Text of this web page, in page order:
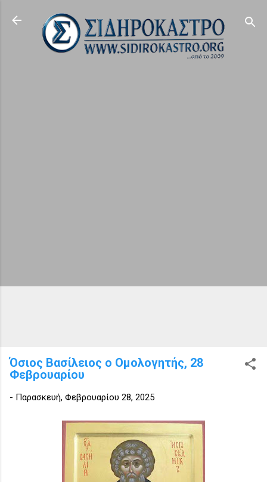
Μετάβαση στο κύριο περιεχόμενο
Όσιος Βασίλειος ο Ομολογητής, 28
Φεβρουαρίου
- Παρασκευή, Φεβρουαρίου 28, 2025